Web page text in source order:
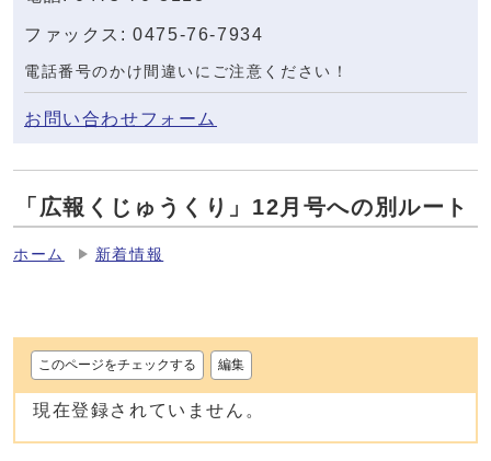
ファックス: 0475-76-7934
電話番号のかけ間違いにご注意ください！
お問い合わせフォーム
「広報くじゅうくり」12月号への別ルート
ホーム 新着情報
このページをチェックする 編集
現在登録されていません。